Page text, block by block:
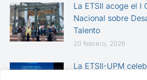
La ETSII acoge el I
Nacional sobre
Talento
20 febrero, 2026
La ETSII-UPM